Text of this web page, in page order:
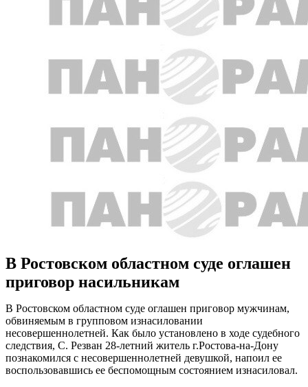
В Ростовском областном суде оглашен
приговор насильникам
В Ростовском областном суде оглашен приговор мужчинам,
обвиняемым в групповом изнасиловании
несовершеннолетней. Как было установлено в ходе судебного
следствия, С. Резван 28-летний житель г.Ростова-на-Дону
познакомился с несовершеннолетней девушкой, напоил ее
воспользовавшись ее беспомощным состоянием изнасиловал.